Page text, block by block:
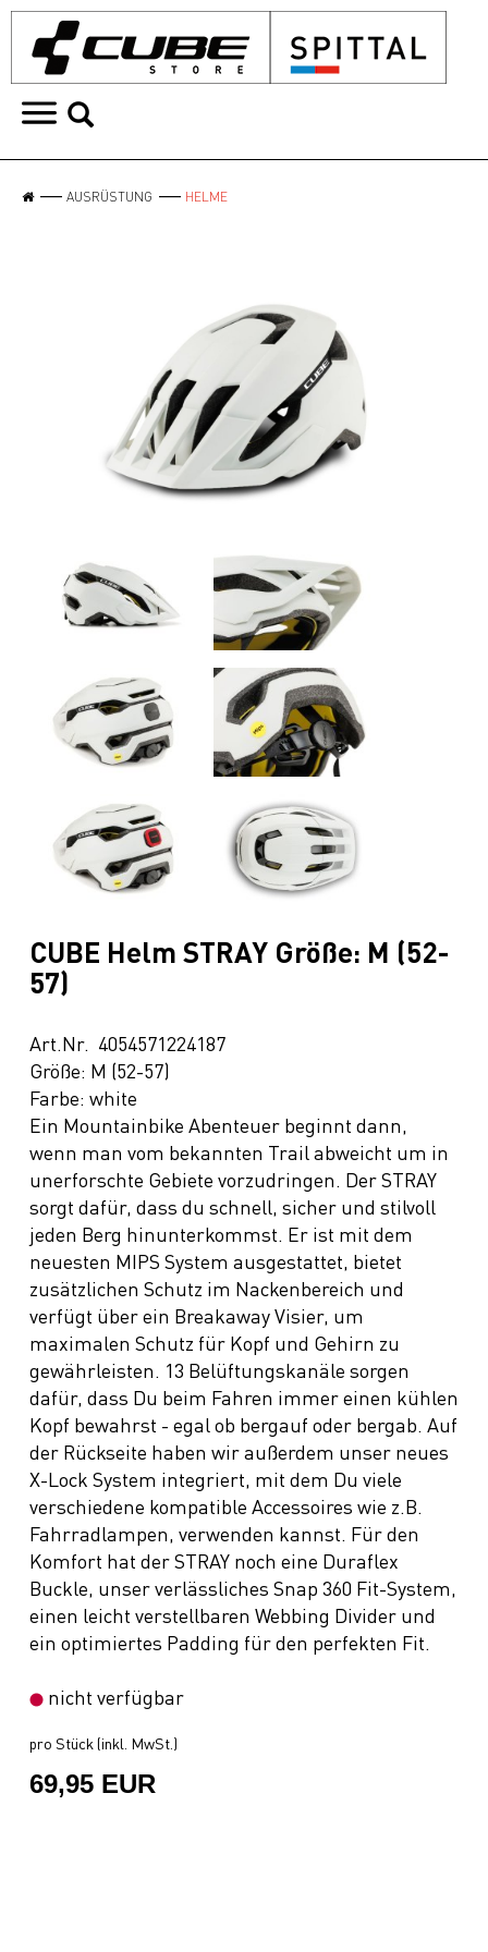
AUSRÜSTUNG HELME
CUBE Helm STRAY Größe: M (52-
57)
Art.Nr. 4054571224187
Größe: M (52-57)
Farbe: white
Ein Mountainbike Abenteuer beginnt dann,
wenn man vom bekannten Trail abweicht um in
unerforschte Gebiete vorzudringen. Der STRAY
sorgt dafür, dass du schnell, sicher und stilvoll
jeden Berg hinunterkommst. Er ist mit dem
neuesten MIPS System ausgestattet, bietet
zusätzlichen Schutz im Nackenbereich und
verfügt über ein Breakaway Visier, um
maximalen Schutz für Kopf und Gehirn zu
gewährleisten. 13 Belüftungskanäle sorgen
dafür, dass Du beim Fahren immer einen kühlen
Kopf bewahrst - egal ob bergauf oder bergab. Auf
der Rückseite haben wir außerdem unser neues
X-Lock System integriert, mit dem Du viele
verschiedene kompatible Accessoires wie z.B.
Fahrradlampen, verwenden kannst. Für den
Komfort hat der STRAY noch eine Duraflex
Buckle, unser verlässliches Snap 360 Fit-System,
einen leicht verstellbaren Webbing Divider und
ein optimiertes Padding für den perfekten Fit.
nicht verfügbar
pro Stück (inkl. MwSt.)
69,95 EUR